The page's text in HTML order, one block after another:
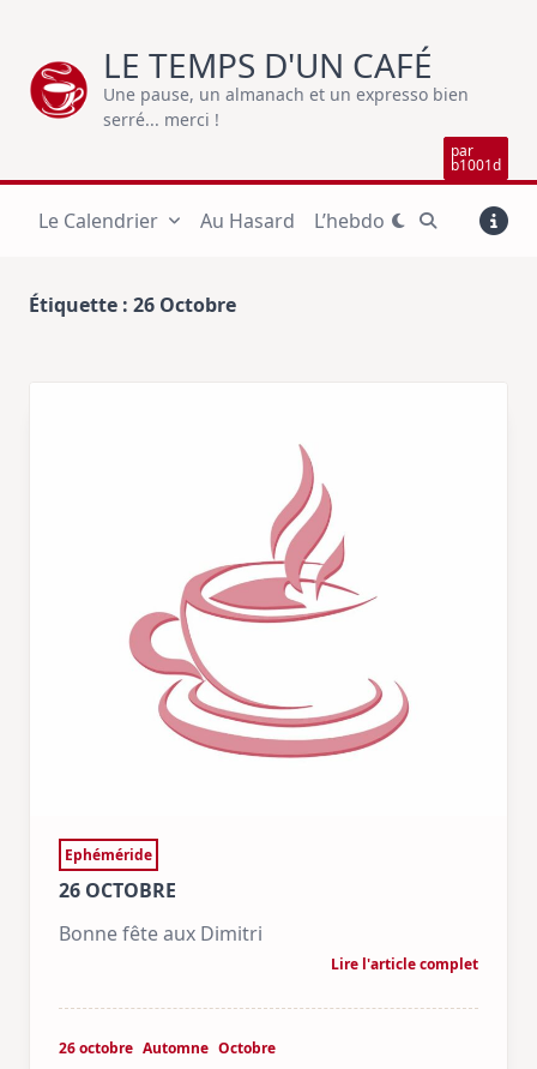
content
LE TEMPS D'UN CAFÉ
Une pause, un almanach et un expresso bien
serré... merci !
par
b1001d
Le Calendrier Au Hasard L’hebdo
Étiquette : 26 Octobre
Ephéméride
26 OCTOBRE
Bonne fête aux Dimitri
Lire l'article complet
26 octobre Automne Octobre